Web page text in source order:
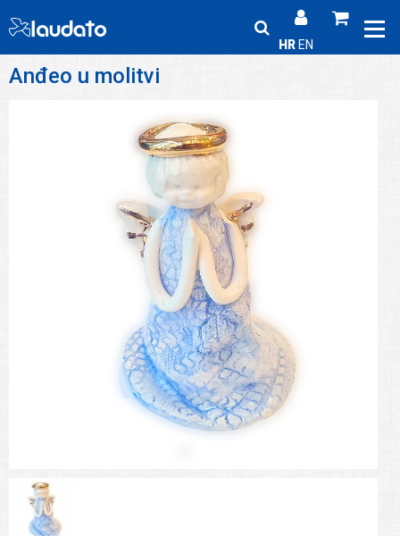
HR EN
Anđeo u molitvi